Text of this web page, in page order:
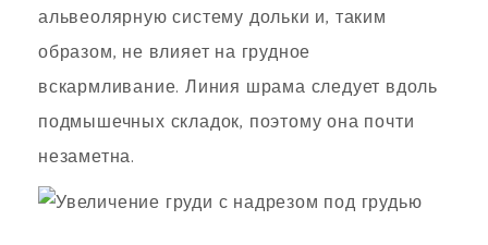
альвеолярную систему дольки и, таким
образом, не влияет на грудное
вскармливание. Линия шрама следует вдоль
подмышечных складок, поэтому она почти
незаметна.